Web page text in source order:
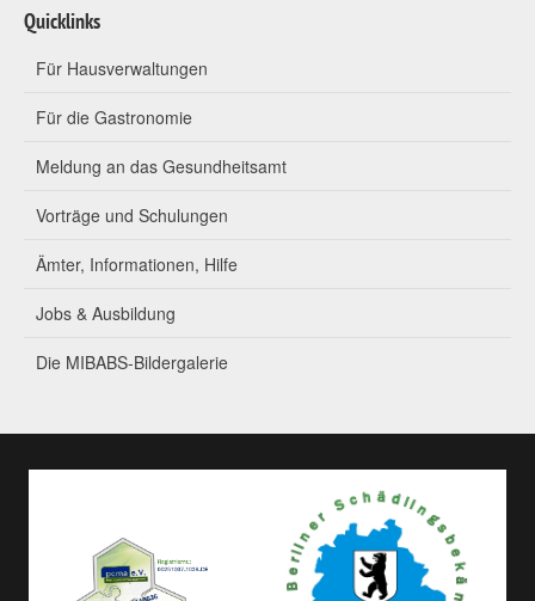
Quicklinks
Für Hausverwaltungen
Für die Gastronomie
Meldung an das Gesundheitsamt
Vorträge und Schulungen
Ämter, Informationen, Hilfe
Jobs & Ausbildung
Die MIBABS-Bildergalerie